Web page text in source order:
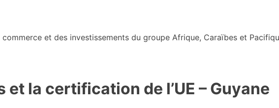
et des investissements du groupe Afrique, Caraïbes et
la certification de l’UE – Guyane